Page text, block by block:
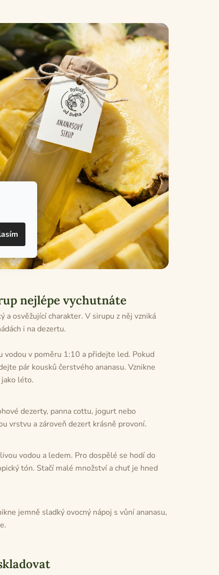
nejlépe vychutnáte
a osvěžující charakter. V sirupu z něj vzniká
i na dezertu.
vodou v poměru 1:10 a přidejte led. Pokud
pár kousků čerstvého ananasu. Vznikne
léto.
dezerty, panna cottu, jogurt nebo
vrstvu a zároveň dezert krásně provoní.
vodou a ledem. Pro dospělé se hodí do
tón. Stačí malé množství a chuť je hned
jemně sladký ovocný nápoj s vůní ananasu,